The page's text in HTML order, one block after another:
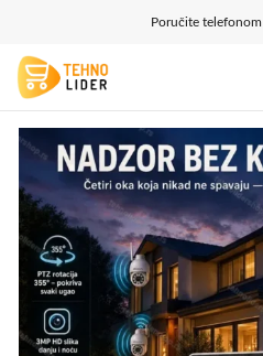
Poručite telefonom